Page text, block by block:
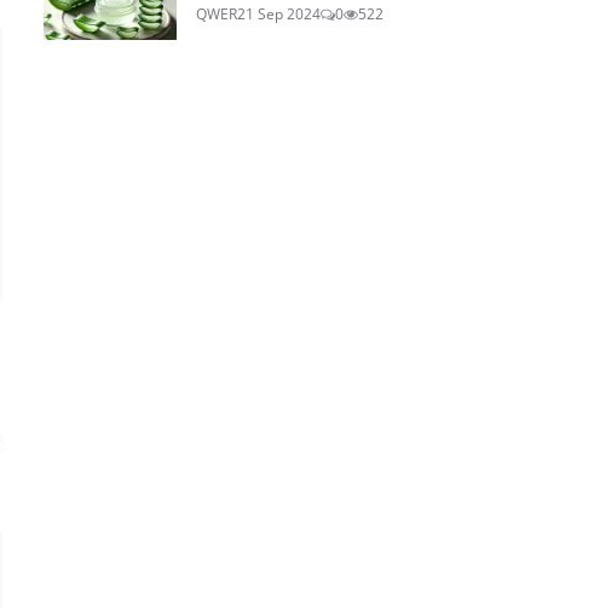
QWER21 Sep 2024 0 522